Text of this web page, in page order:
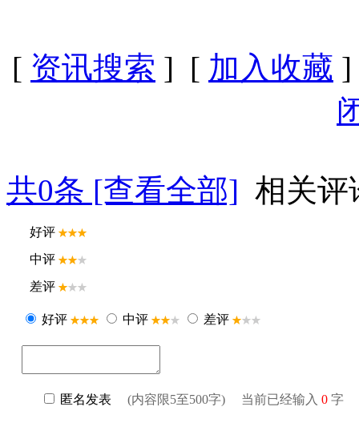
[ 资讯搜索 ] [ 加入收藏
共0条 [查看全部] 相关评